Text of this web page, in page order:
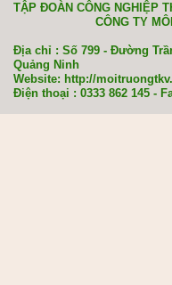
TẬP ĐOÀN CÔNG NGHIỆP
CÔNG TY MÔI
Địa chỉ : Số 799 - Đường
Quảng Ninh
Website: http://
Điện thoại : 0333 862 145 -